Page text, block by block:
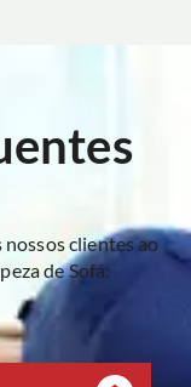
nossos clientes ao
de Sofá: